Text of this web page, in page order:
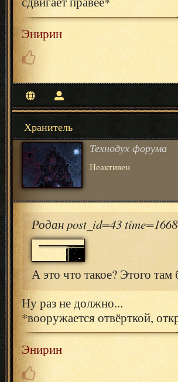
Энирин
Хранитель
Технодух форума
Неактивен
Родан post_id=43
А это что такое? Этого
Ну раз не должно...
*вооружается отвёрткой,
Энирин